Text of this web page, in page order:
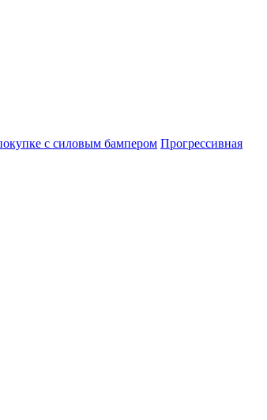
с силовым бампером Прогрессивная